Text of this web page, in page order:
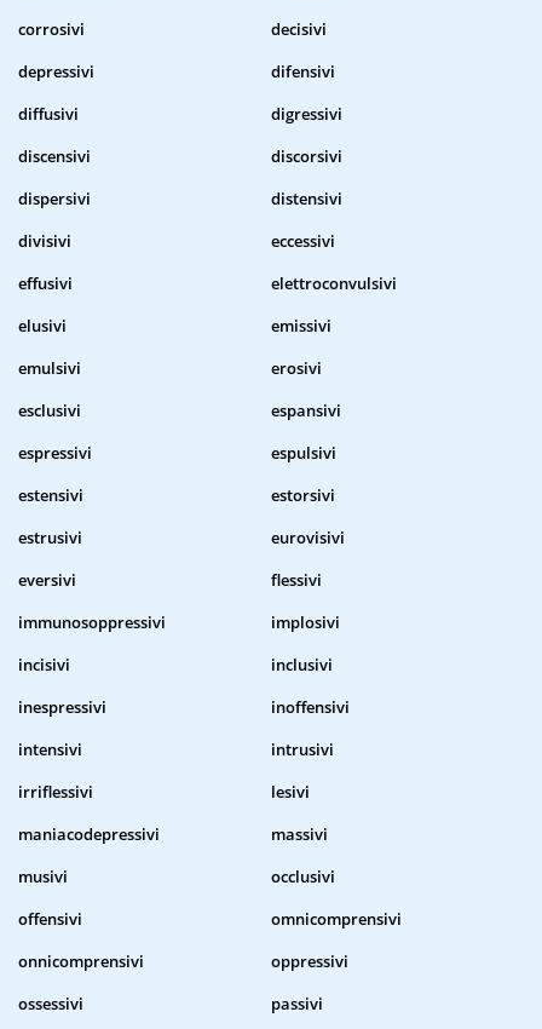
corrosivi
decisivi
depressivi
difensivi
diffusivi
digressivi
discensivi
discorsivi
dispersivi
distensivi
divisivi
eccessivi
effusivi
elettroconvulsivi
elusivi
emissivi
emulsivi
erosivi
esclusivi
espansivi
espressivi
espulsivi
estensivi
estorsivi
estrusivi
eurovisivi
eversivi
flessivi
immunosoppressivi
implosivi
incisivi
inclusivi
inespressivi
inoffensivi
intensivi
intrusivi
irriflessivi
lesivi
maniacodepressivi
massivi
musivi
occlusivi
offensivi
omnicomprensivi
onnicomprensivi
oppressivi
ossessivi
passivi